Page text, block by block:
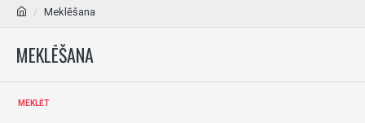
Meklēšana
MEKLĒŠANA
MEKLĒT